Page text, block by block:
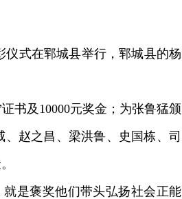
式在郓城县举行，郓城县的杨
及10000元奖金；为张鲁猛颁
赵之昌、梁洪鲁、史国栋、司
是褒奖他们带头弘扬社会正能